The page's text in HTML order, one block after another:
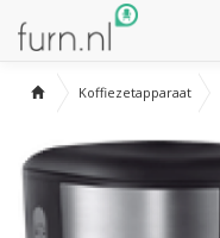
Koffiezetapparaat